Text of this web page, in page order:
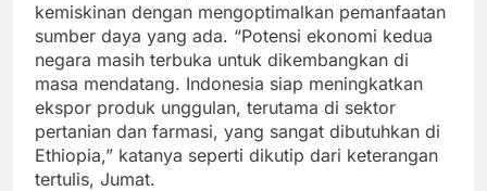
kemiskinan dengan mengoptimalkan pemanfaatan
sumber daya yang ada. “Potensi ekonomi kedua
negara masih terbuka untuk dikembangkan di
masa mendatang. Indonesia siap meningkatkan
ekspor produk unggulan, terutama di sektor
pertanian dan farmasi, yang sangat dibutuhkan di
Ethiopia,” katanya seperti dikutip dari keterangan
tertulis, Jumat.